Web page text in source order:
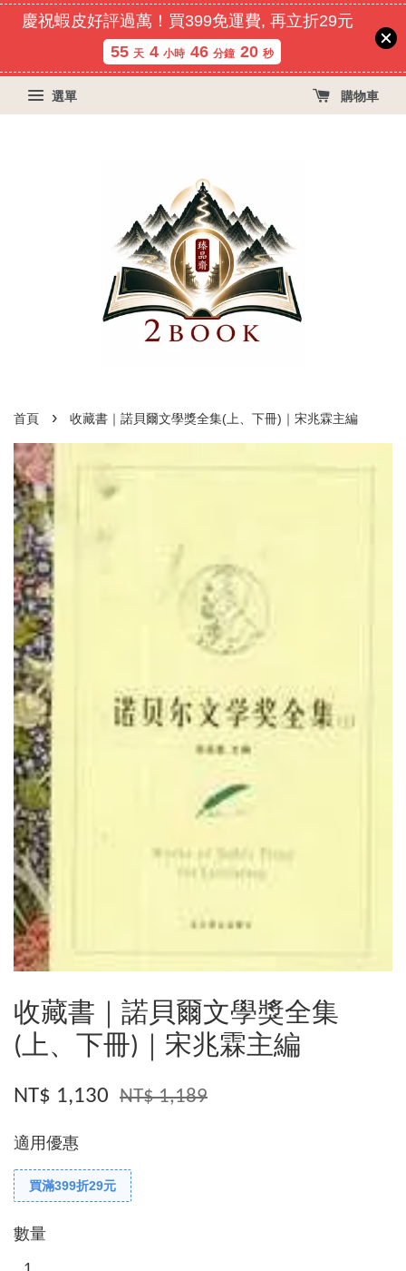
慶祝蝦皮好評過萬！買399免運費, 再立折29元
55 天 4 小時 46 分鐘 20 秒
選單 購物車
首頁 › 收藏書｜諾貝爾文學獎全集(上、下冊)｜宋兆霖主編
收藏書｜諾貝爾文學獎全集
(上、下冊)｜宋兆霖主編
NT$ 1,130 NT$ 1,189
適用優惠
買滿399折29元
數量